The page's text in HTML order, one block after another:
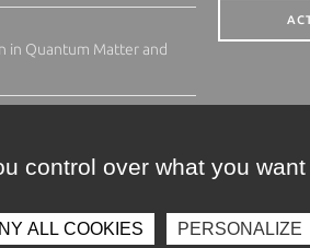
in Quantum Matter and
control over what you
ALL COOKIES PERSONALIZE